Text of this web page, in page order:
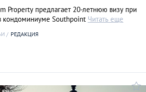
Property предлагает 20-летнюю визу при
кондоминиуме Southpoint Читать еще
РЕДАКЦИЯ